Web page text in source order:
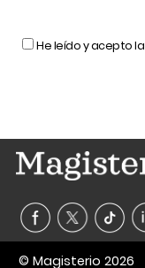
He leído y acepto la
© Magisterio 2026